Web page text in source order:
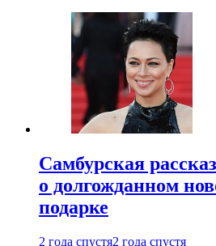
Самбурская
о долгожданном
подарке
2 года спустя2 года спустя